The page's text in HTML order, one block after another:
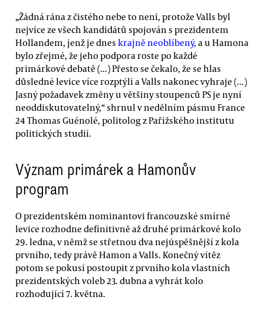
„Žádná rána z čistého nebe to není, protože Valls byl
nejvíce ze všech kandidátů spojován s prezidentem
Hollandem, jenž je dnes krajně neoblíbený, a u Hamona
bylo zřejmé, že jeho podpora roste po každé
primárkové debatě (...) Přesto se čekalo, že se hlas
důsledné levice více rozptýlí a Valls nakonec vyhraje (...)
Jasný požadavek změny u většiny stoupenců PS je nyní
neoddiskutovatelný,“ shrnul v nedělním pásmu France
24 Thomas Guénolé, politolog z Pařížského institutu
politických studií.
Význam primárek a Hamonův
program
O prezidentském nominantovi francouzské smírné
levice rozhodne definitivně až druhé primárkové kolo
29. ledna, v němž se střetnou dva nejúspěšnější z kola
prvního, tedy právě Hamon a Valls. Konečný vítěz
potom se pokusí postoupit z prvního kola vlastních
prezidentských voleb 23. dubna a vyhrát kolo
rozhodující 7. května.